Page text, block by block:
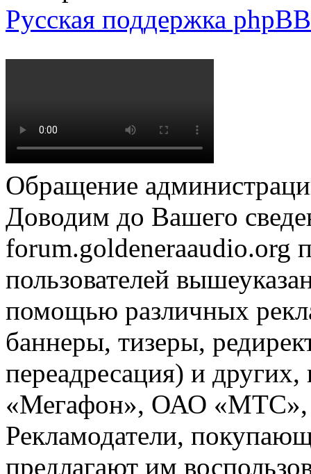
Русская поддержка phpBB
Обращение
Доводим до Вашего
forum.goldeneraaudio.org
пользователей
помощью различных
баннеры, тизеры,
переадресация) и
«Мегафон», ОАО «МТС»,
Рекламодатели,
предлагают им